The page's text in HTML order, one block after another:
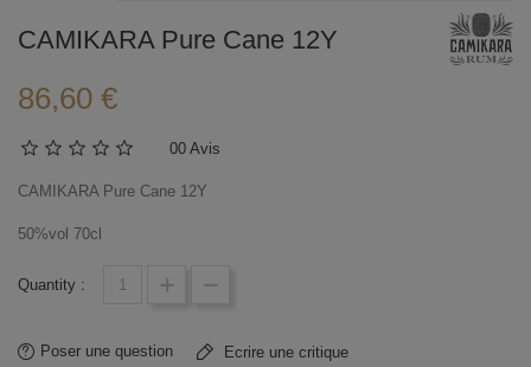
CAMIKARA Pure Cane 12Y
86,60 €
00 Avis
CAMIKARA Pure Cane 12Y
50%vol 70cl
Quantity :
Poser une question Ecrire une critique